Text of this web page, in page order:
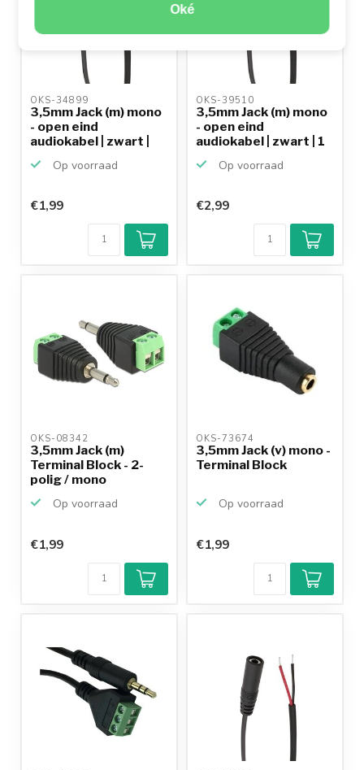
Oké
OKS-34899
3,5mm Jack (m) mono
- open eind
audiokabel | zwart |
Op voorraad
€1,99
OKS-39510
3,5mm Jack (m) mono
- open eind
audiokabel | zwart | 1
Op voorraad
€2,99
OKS-08342
3,5mm Jack (m)
Terminal Block - 2-
polig / mono
Op voorraad
€1,99
OKS-73674
3,5mm Jack (v) mono -
Terminal Block
Op voorraad
€1,99